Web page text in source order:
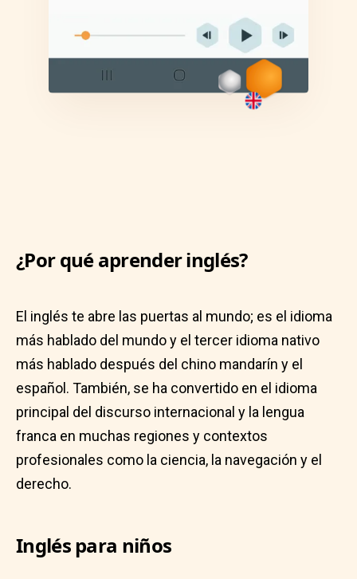
¿Por qué aprender inglés?
El inglés te abre las puertas al mundo; es el idioma
más hablado del mundo y el tercer idioma nativo
más hablado después del chino mandarín y el
español. También, se ha convertido en el idioma
principal del discurso internacional y la lengua
franca en muchas regiones y contextos
profesionales como la ciencia, la navegación y el
derecho.
Inglés para niños